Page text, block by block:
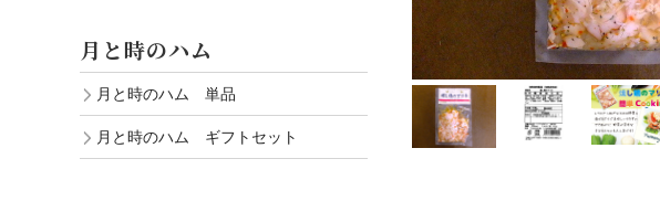
月と時のハム
月と時のハム 単品
月と時のハム ギフトセット